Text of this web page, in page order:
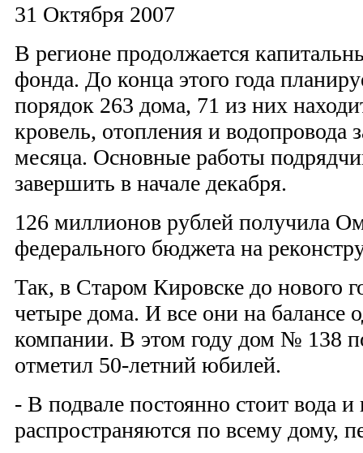
31 Октября 2007
В регионе продолжается
фонда. До конца этого года
порядок 263 дома, 71 из них
кровель, отопления и водопровода
месяца. Основные работы
завершить в начале декабря.
126 миллионов рублей получила
федерального бюджета на
Так, в Старом Кировске до нового
четыре дома. И все они на балансе
компании. В этом году дом № 138
отметил 50-летний юбилей.
- В подвале постоянно стоит вода
распространяются по всему дому,